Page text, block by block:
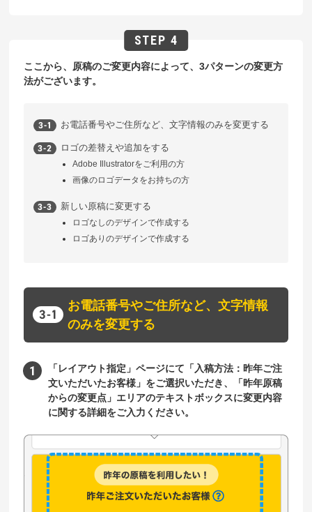
ここから、原稿のご変更内容によって、3パターンの変更方
法がございます。
お電話番号やご住所など、文字情報のみを変更する
ロゴの差替えや追加をする
Adobe Illustratorをご利用の方
画像のロゴデータをお持ちの方
新しい原稿に変更する
ロゴなしのデザインで作成する
ロゴありのデザインで作成する
お電話番号やご住所など、文字情報
のみを変更する
「レイアウト指定」ページにて「入稿方法：昨年ご注
文いただいたお客様」をご選択いただき、「昨年原稿
からの変更点」エリアのテキストボックスに変更内容
に関する詳細をご入力ください。